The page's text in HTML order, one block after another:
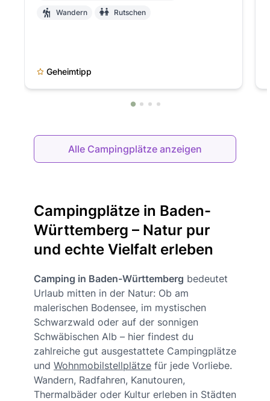
Wandern Rutschen
Geheimtipp
Alle Campingplätze anzeigen
Campingplätze in Baden-
Württemberg – Natur pur
und echte Vielfalt erleben
Camping in Baden-Württemberg bedeutet
Urlaub mitten in der Natur: Ob am
malerischen Bodensee, im mystischen
Schwarzwald oder auf der sonnigen
Schwäbischen Alb – hier findest du
zahlreiche gut ausgestattete Campingplätze
und Wohnmobilstellplätze für jede Vorliebe.
Wandern, Radfahren, Kanutouren,
Thermalbäder oder Kultur erleben in Städten